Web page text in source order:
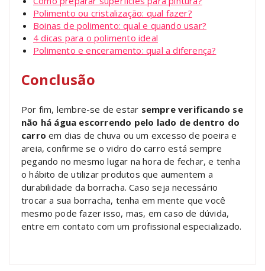
Polimento ou cristalização: qual fazer?
Boinas de polimento: qual e quando usar?
4 dicas para o polimento ideal
Polimento e enceramento: qual a diferença?
Conclusão
Por fim, lembre-se de estar sempre verificando se
não há água escorrendo pelo lado de dentro do
carro em dias de chuva ou um excesso de poeira e
areia, confirme se o vidro do carro está sempre
pegando no mesmo lugar na hora de fechar, e tenha
o hábito de utilizar produtos que aumentem a
durabilidade da borracha. Caso seja necessário
trocar a sua borracha, tenha em mente que você
mesmo pode fazer isso, mas, em caso de dúvida,
entre em contato com um profissional especializado.